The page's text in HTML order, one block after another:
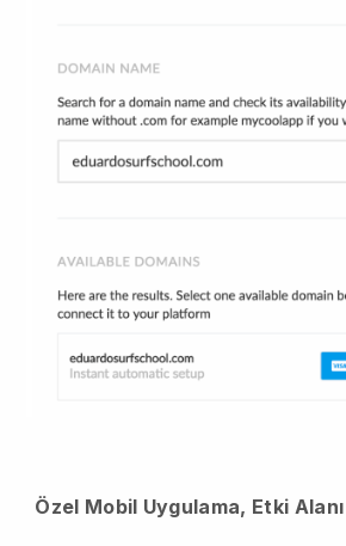
Özel Mobil Uygulama, Etki